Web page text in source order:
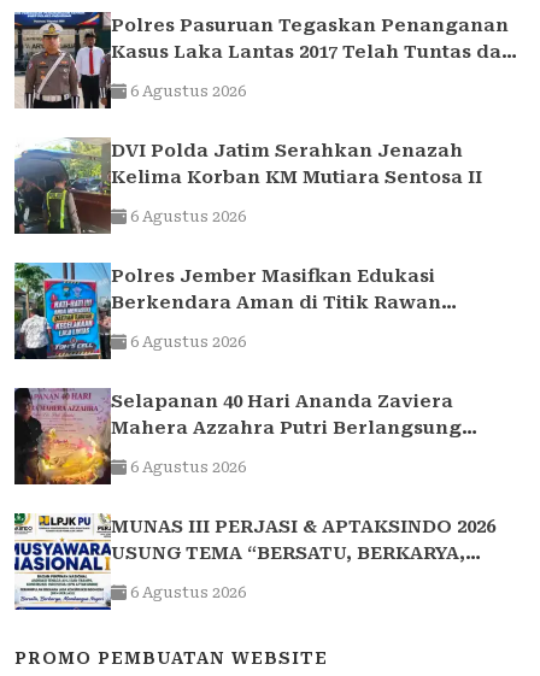
Polres Pasuruan Tegaskan Penanganan
Kasus Laka Lantas 2017 Telah Tuntas dan
Berkekuatan Hukum Tetap
6 Agustus 2026
DVI Polda Jatim Serahkan Jenazah
Kelima Korban KM Mutiara Sentosa II
6 Agustus 2026
Polres Jember Masifkan Edukasi
Berkendara Aman di Titik Rawan
Kecelakaan
6 Agustus 2026
Selapanan 40 Hari Ananda Zaviera
Mahera Azzahra Putri Berlangsung
Khidmat dan Penuh Kebersamaan
6 Agustus 2026
MUNAS III PERJASI & APTAKSINDO 2026
USUNG TEMA “BERSATU, BERKARYA,
MEMBANGUN NEGERI”: 15 BPP SIAP HADIR
6 Agustus 2026
PROMO PEMBUATAN WEBSITE